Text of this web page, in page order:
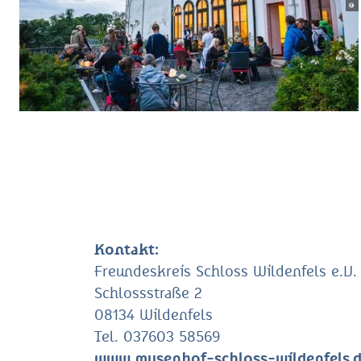
Kontakt:
Freundeskreis Schloss Wildenfels e.V.
Schlossstraße 2
08134 Wildenfels
Tel. 037603 58569